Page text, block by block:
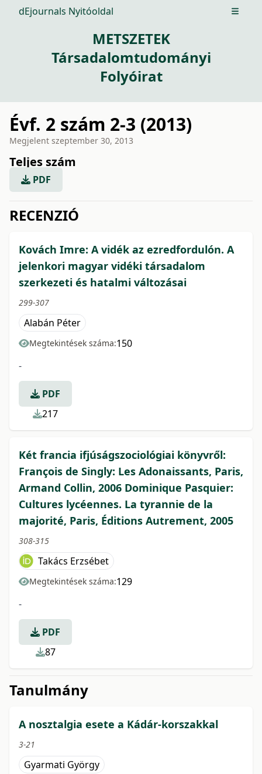
dEjournals Nyitóoldal Open
METSZETEK
Társadalomtudományi
Folyóirat
Évf. 2 szám 2-3 (2013)
Megjelent szeptember 30, 2013
Teljes szám
PDF
RECENZIÓ
Kovách Imre: A vidék az ezredfordulón. A
jelenkori magyar vidéki társadalom
szerkezeti és hatalmi változásai
299-307
Alabán Péter
Megtekintések száma:150
-
PDF
217
Két francia ifjúságszociológiai könyvről:
François de Singly: Les Adonaissants, Paris,
Armand Collin, 2006 Dominique Pasquier:
Cultures lycéennes. La tyrannie de la
majorité, Paris, Éditions Autrement, 2005
308-315
Takács Erzsébet
Megtekintések száma:129
-
PDF
87
Tanulmány
A nosztalgia esete a Kádár-korszakkal
3-21
Gyarmati György